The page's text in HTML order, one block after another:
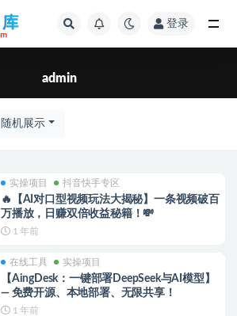
登录
admin
随机展示
实操项目 抖音快手专区
🔥【AI对口型视频玩法大揭秘】一条视频破百
万播放，日赚双倍收益秘籍！💸
1 年前
在线工具 实操项目
【AingDesk：一键部署DeepSeek与AI模型】
— 免费开源、本地部署、无限共享！
1 年前